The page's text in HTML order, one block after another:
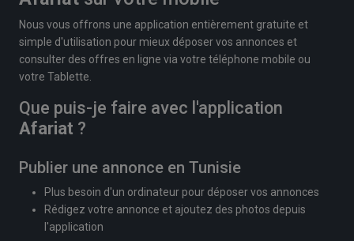
Nous vous offrons une application entièrement gratuite et
simple d'utilisation pour mieux déposer vos annonces et
consulter des offres en ligne via votre téléphone mobile ou
votre Tablette.
Que puis-je faire avec l'application
Afariat ?
Publier une annonce en Tunisie
Plus besoin d'un ordinateur pour déposer vos annonces
Rédigez votre annonce et ajoutez des photos depuis
l'application